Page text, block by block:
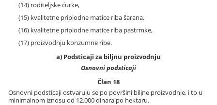
(14) roditeljske ćurke,
(15) kvalitetne priplodne matice riba šarana,
(16) kvalitetne priplodne matice riba pastrmke,
(17) proizvodnju konzumne ribe.
a) Podsticaji za biljnu proizvodnju
Osnovni podsticaji
Član 18
Osnovni podsticaji ostvaruju se po površini biljne proizvodnje, i to u
minimalnom iznosu od 12.000 dinara po hektaru.